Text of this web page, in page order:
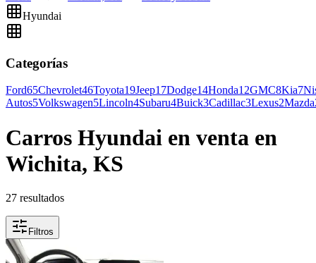
Hyundai
Categorías
Ford65Chevrolet46Toyota19Jeep17Dodge14Honda12GMC8Kia7
Autos5Volkswagen5Lincoln4Subaru4Buick3Cadillac3Lexus2Mazda
Carros Hyundai en venta en
Wichita, KS
27 resultados
Filtros